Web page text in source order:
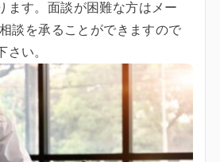
ます。面談が困難な方はメー
談を承ることができますので
さい。